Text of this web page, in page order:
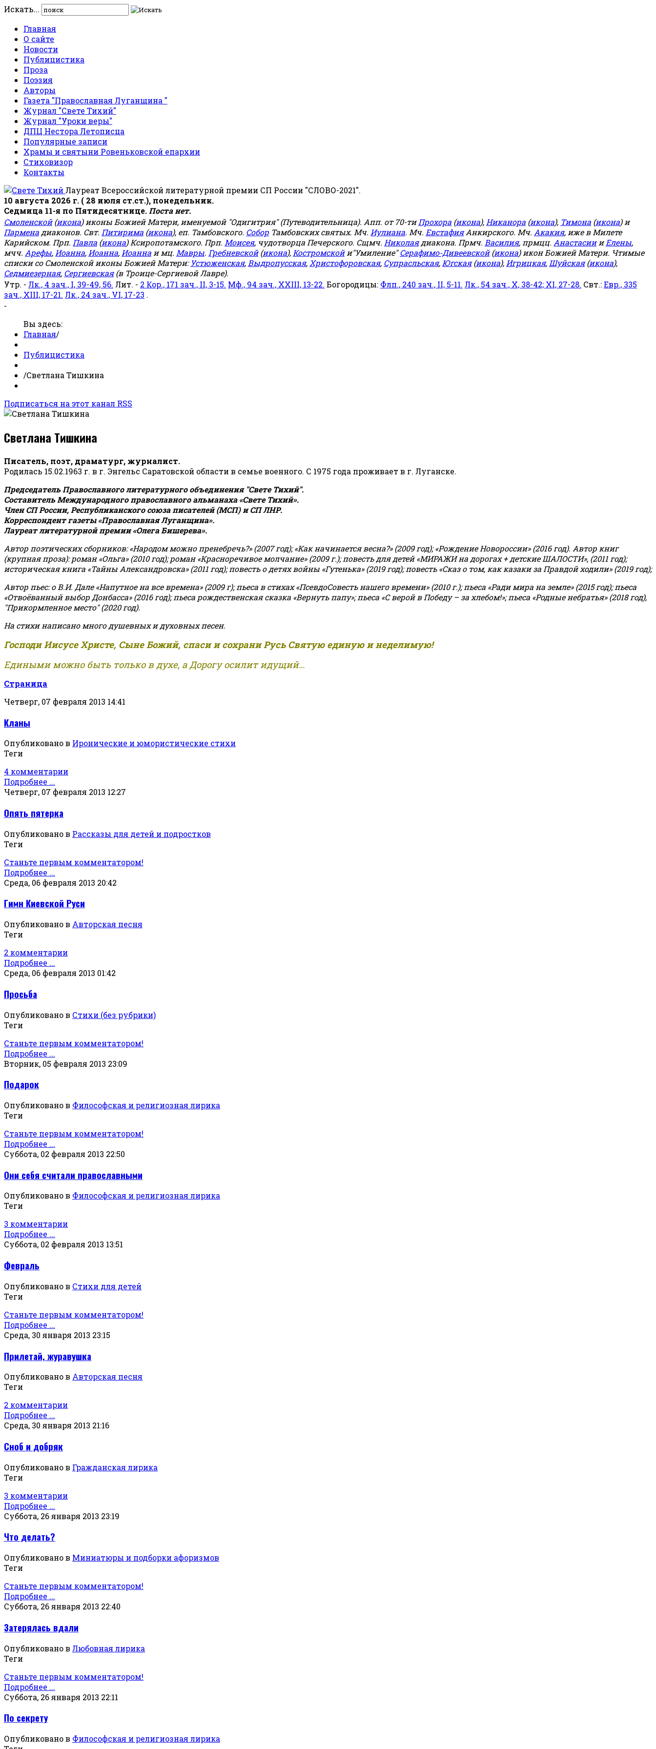
Искать...
Главная
О сайте
Новости
Публицистика
Проза
Поэзия
Авторы
Газета "Православная Луганщина "
Журнал "Свете Тихий"
Журнал "Уроки веры"
ДПЦ Нестора Летописца
Популярные записи
Храмы и святыни Ровеньковской епархии
Стиховизор
Контакты
Лауреат Всероссийской литературной премии СП России "СЛОВО-2021".
10 августа 2026 г. ( 28 июля ст.ст.), понедельник.
Седмица 11-я по Пятидесятнице. Поста нет.
Смоленской(икона) иконы Божией Матери, именуемой "Одигитрия" (Путеводительница). Апп. от 70-тиПрохора (икона), Никанора (икона), Тимона (икона) и
Пармена диаконов. Свт. Питирима (икона), еп. Тамбовского. Собор Тамбовских святых. Мч. Иулиана. Мч. ЕвстафияАнкирского. Мч. Акакия, иже в Милете
Карийском. Прп. Павла (икона) Ксиропотамского. Прп. Моисея, чудотворца Печерского. Сщмч. Николаядиакона. Прмч. Василия, прмцц. АнастасиииЕлены,
мчч. Арефы, Иоанна, Иоанна, Иоанна и мц. Мавры. Гребневской(икона), Костромскойи"Умиление"Серафимо-Дивеевской(икона) икон Божией Матери. Чтимые
списки со Смоленской иконы Божией Матери: Устюженская, Выдропусская, Христофоровская, Супрасльская, Югская(икона), Игрицкая, Шуйская(икона),
Седмиезерная, Сергиевская(в Троице-Сергиевой Лавре).
Утр. - Лк., 4 зач., I, 39-49, 56. Лит. - 2 Кор., 171 зач., II, 3-15. Мф., 94 зач., XXIII, 13-22. Богородицы: Флп., 240 зач., II, 5-11. Лк., 54 зач., X, 38-42; XI, 27-28. Свт.:Евр., 335
зач., XIII, 17-21. Лк., 24 зач., VI, 17-23 .
-
Вы здесь:
Главная/
Публицистика
/Светлана Тишкина
Подписаться на этот канал RSS
Светлана Тишкина
Писатель, поэт, драматург, журналист.
Родилась 15.02.1963 г. в г. Энгельс Саратовской области в семье военного. С 1975 года проживает в г. Луганске.
Председатель Православного литературного объединения "Свете Тихий".
Составитель Международного православного альманаха «Свете Тихий».
Член СП России, Республиканского союза писателей (МСП) и СП ЛНР.
Корреспондент газеты «Православная Луганщина».
Лауреат литературной премии «Олега Бишерева».
Автор поэтических сборников: «Народом можно пренебречь?» (2007 год); «Как начинается весна?» (2009 год); «Рождение Новороссии» (2016 год). Автор книг
(крупная проза): роман «Ольга» (2010 год); роман «Красноречивое молчание» (2009 г.); повесть для детей «МИРАЖИ на дорогах + детские ШАЛОСТИ», (2011 год);
историческая книга «Тайны Александровска» (2011 год); повесть о детях войны «Гутенька» (2019 год); повесть «Сказ о том, как казаки за Правдой ходили» (2019 год);
Автор пьес: о В.И. Дале «Напутное на все времена» (2009 г); пьеса в стихах «ПсевдоСовесть нашего времени» (2010 г.); пьеса «Ради мира на земле» (2015 год); пьеса
«Отвоёванный выбор Донбасса» (2016 год); пьеса рождественская сказка «Вернуть папу»; пьеса «С верой в Победу – за хлебом!»;пьеса «Родные небратья» (2018 год),
"Прикормленное место" (2020 год).
На стихи написано много душевных и духовных песен.
Господи Иисусе Христе, Сыне Божий, спаси и сохрани Русь Святую единую и неделимую!
Едиными можно быть только в духе, а Дорогу осилит идущий...
Страница
Четверг, 07 февраля 2013 14:41
Кланы
Опубликовано в Иронические и юмористические стихи
Теги
4 комментарии
Подробнее ...
Четверг, 07 февраля 2013 12:27
Опять пятерка
Опубликовано в Рассказы для детей и подростков
Теги
Станьте первым комментатором!
Подробнее ...
Среда, 06 февраля 2013 20:42
Гимн Киевской Руси
Опубликовано в Авторская песня
Теги
2 комментарии
Подробнее ...
Среда, 06 февраля 2013 01:42
Просьба
Опубликовано в Стихи (без рубрики)
Теги
Станьте первым комментатором!
Подробнее ...
Вторник, 05 февраля 2013 23:09
Подарок
Опубликовано в Философская и религиозная лирика
Теги
Станьте первым комментатором!
Подробнее ...
Суббота, 02 февраля 2013 22:50
Они себя считали православными
Опубликовано в Философская и религиозная лирика
Теги
3 комментарии
Подробнее ...
Суббота, 02 февраля 2013 13:51
Февраль
Опубликовано в Стихи для детей
Теги
Станьте первым комментатором!
Подробнее ...
Среда, 30 января 2013 23:15
Прилетай, журавушка
Опубликовано в Авторская песня
Теги
2 комментарии
Подробнее ...
Среда, 30 января 2013 21:16
Сноб и добряк
Опубликовано в Гражданская лирика
Теги
3 комментарии
Подробнее ...
Суббота, 26 января 2013 23:19
Что делать?
Опубликовано в Миниатюры и подборки афоризмов
Теги
Станьте первым комментатором!
Подробнее ...
Суббота, 26 января 2013 22:40
Затерялась вдали
Опубликовано в Любовная лирика
Теги
Станьте первым комментатором!
Подробнее ...
Суббота, 26 января 2013 22:11
По секрету
Опубликовано в Философская и религиозная лирика